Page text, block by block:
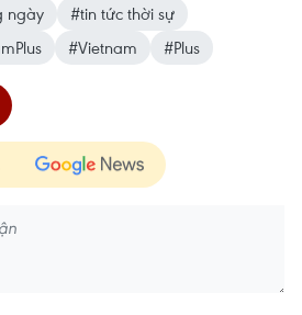
ngày
#tin tức thời sự
#Vietnam #Plus